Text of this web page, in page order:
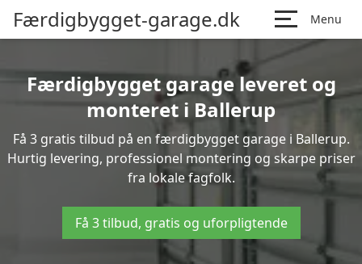
Færdigbygget-garage.dk Menu
Færdigbygget garage leveret og
monteret i Ballerup
Få 3 gratis tilbud på en færdigbygget garage i Ballerup.
Hurtig levering, professionel montering og skarpe priser
fra lokale fagfolk.
Få 3 tilbud, gratis og uforpligtende